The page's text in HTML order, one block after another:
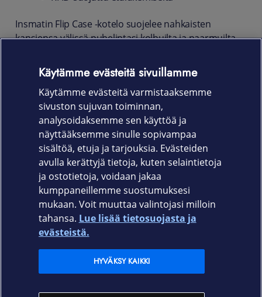
Insmatin Flip Case -kotelo suojelee nahkaisten
kansiensa välissä puhelintasi kolhuilta ja naarmuilta.
kuljettaa mukanaan lisäksi luottokortit ja
pikkulappuset − ekstraturvallisesti. Korttipaikat on
nimittäin RFID-suojattu etälukemiselta.
Tuotekoodi
650-3187
Elisa.fi
Käytämme evästeitä sivuillamme
Käytämme evästeitä varmistaaksemme
sivuston sujuvan toiminnan,
analysoidaksemme sen käyttöä ja
näyttääksemme sinulle sopivampaa
sisältöä, etuja ja tarjouksia. Evästeiden
avulla kerättyjä tietoja, kuten selaintietoja
ja ostotietoja, voidaan jakaa
kumppaneillemme suostumuksesi
mukaan. Voit muuttaa valintojasi milloin
tahansa. Lue lisää tietosuojasta ja
evästeistä.
HYVÄKSY KAIKKI